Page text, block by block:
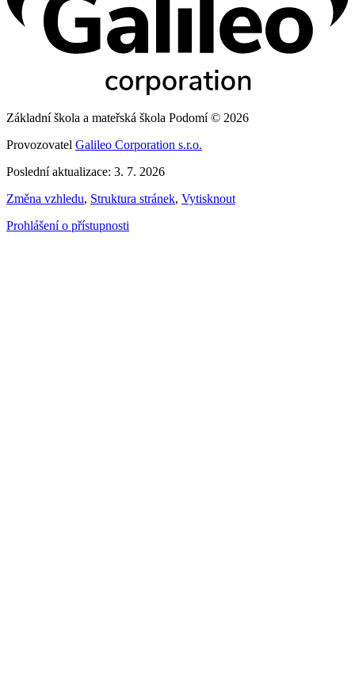
Základní škola a mateřská škola Podomí © 2026
Provozovatel Galileo Corporation s.r.o.
Poslední aktualizace: 3. 7. 2026
Změna vzhledu, Struktura stránek, Vytisknout
Prohlášení o přístupnosti